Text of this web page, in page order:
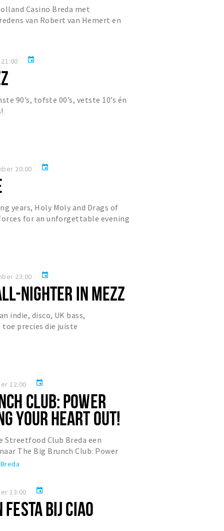
Casino Breda met
van Robert van Hemert en
event
90’s, tofste 00’s, vetste 10’s én
20:00 event
years, Holy Moly and Drags of
for an unforgettable evening
23:00 event
NIGHTER IN MEZZ
indie, disco, UK bass,
precies die juiste
12:00 event
CLUB: POWER
YOUR HEART OUT!
Streetfood Club Breda een
The Big Brunch Club: Power
Out!
13:00 event
BIJ CIAO